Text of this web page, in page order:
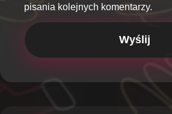
pisania kolejnych komentarzy.